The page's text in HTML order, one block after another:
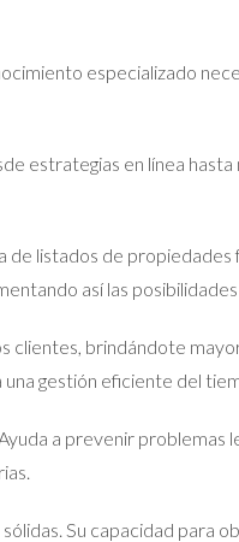
especializado
estrategias en línea
de listados de propiedades
así las
clientes, brindándote
gestión eficiente del
a prevenir problemas
Su capacidad para